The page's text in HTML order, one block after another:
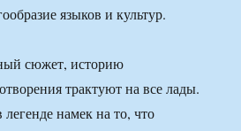
языков и культур.
сюжет, историю
трактуют на все лады.
намек на то, что